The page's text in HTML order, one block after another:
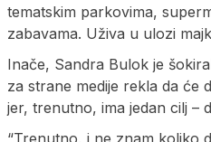
tematskim parkovima,
zabavama. Uživa u ulozi
Inače, Sandra Bulok je
za strane medije rekla da će
jer, trenutno, ima jedan cilj –
“Trenutno, i ne znam koliko